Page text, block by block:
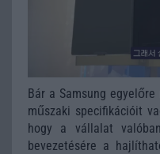
Bár a Samsung
műszaki specifikációit
hogy a vállalat
bevezetésére a